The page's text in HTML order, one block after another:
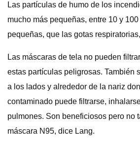
Las partículas de humo de los
mucho más pequeñas, entre 10 y
pequeñas, que las gotas
Las máscaras de tela no pueden
estas partículas peligrosas. También
a los lados y alrededor de la nariz
contaminado puede filtrarse,
pulmones. Son beneficiosos pero no
máscara N95, dice Lang.